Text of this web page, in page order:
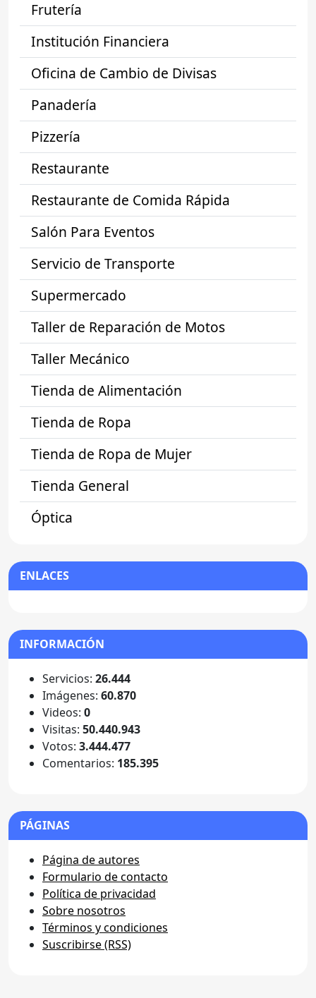
Frutería
Institución Financiera
Oficina de Cambio de Divisas
Panadería
Pizzería
Restaurante
Restaurante de Comida Rápida
Salón Para Eventos
Servicio de Transporte
Supermercado
Taller de Reparación de Motos
Taller Mecánico
Tienda de Alimentación
Tienda de Ropa
Tienda de Ropa de Mujer
Tienda General
Óptica
ENLACES
INFORMACIÓN
Servicios: 26.444
Imágenes: 60.870
Videos: 0
Visitas: 50.440.943
Votos: 3.444.477
Comentarios: 185.395
PÁGINAS
Página de autores
Formulario de contacto
Política de privacidad
Sobre nosotros
Términos y condiciones
Suscribirse (RSS)